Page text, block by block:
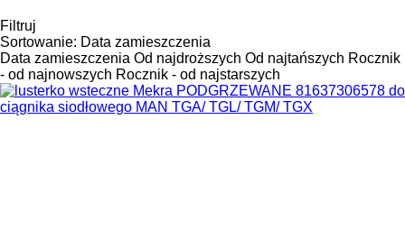
Filtruj
Sortowanie: Data zamieszczenia
Data zamieszczenia Od najdroższych Od najtańszych Rocznik
- od najnowszych Rocznik - od najstarszych